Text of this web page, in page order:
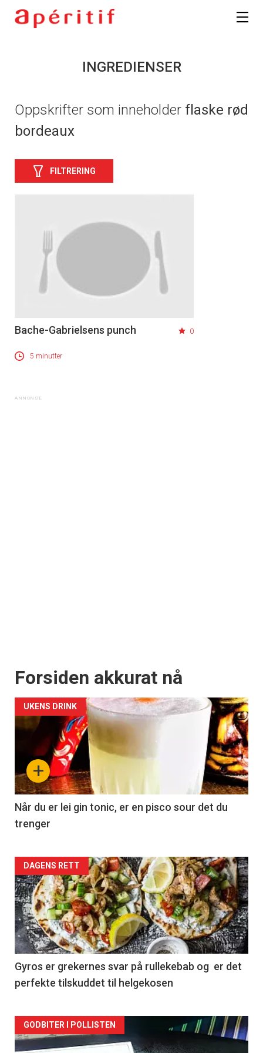
INGREDIENSER
Oppskrifter som inneholder flaske rød
bordeaux
FILTRERING
Bache-Gabrielsens punch 0
5 minutter
Forsiden akkurat nå
+
UKENS DRINK
Når du er lei gin tonic, er en pisco sour det du
trenger
Forsiden
akkurat
nå
-
2
DAGENS RETT
Gyros er grekernes svar på rullekebab og er det
perfekte tilskuddet til helgekosen
Forsiden
GODBITER I POLLISTEN